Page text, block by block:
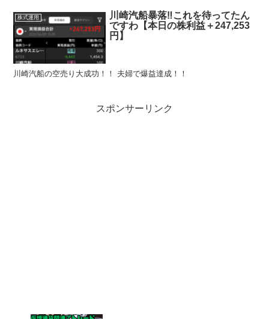
株式運用
川崎汽船暴落‼︎これを待ってたん
ですわ【本日の株利益＋247,253
円】
川崎汽船の空売り大成功！！ 夫婦で爆益達成！！
スポンサーリンク